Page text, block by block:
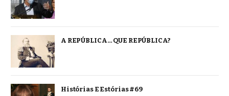
A REPÚBLICA… QUE REPÚBLICA?
Histórias E Estórias #69